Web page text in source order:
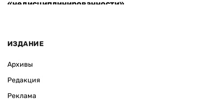
«недисциплинированности»
ИЗДАНИЕ
Архивы
Редакция
Реклама